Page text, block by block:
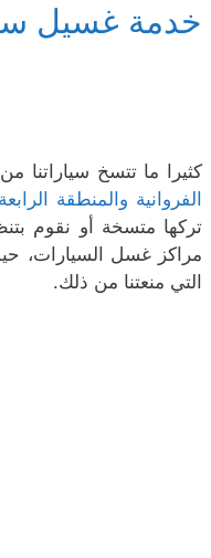
خدمة غسيل
كثيرا ما تتسخ سياراتنا
الفروانية والمنطقة الرابعة
تركها متسخة أو نقوم
مراكز غسل السيارات،
التي منعتنا من ذلك.